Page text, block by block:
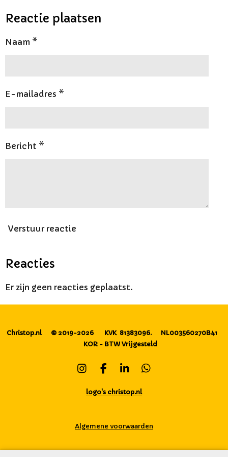
e
n
l
r
e
e
n
Reactie plaatsen
Naam *
E-mailadres *
Bericht *
Verstuur reactie
Reacties
Er zijn geen reacties geplaatst.
Christop.nl © 2019-2026 KVK 81383096. NL003560270B41
KOR - BTW Vrijgesteld
I
r
m
F
c
o
L
n
I
W
p
logo's christop.nl
Algemene voorwaarden